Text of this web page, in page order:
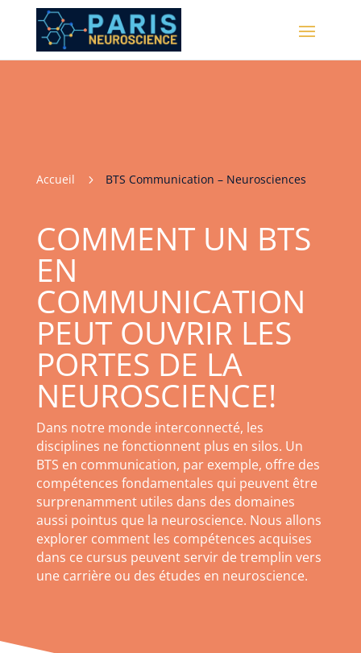
Accueil 5 BTS Communication – Neurosciences
COMMENT UN BTS
EN
COMMUNICATION
PEUT OUVRIR LES
PORTES DE LA
NEUROSCIENCE!
Dans notre monde interconnecté, les
disciplines ne fonctionnent plus en silos. Un
BTS en communication, par exemple, offre des
compétences fondamentales qui peuvent être
surprenamment utiles dans des domaines
aussi pointus que la neuroscience. Nous allons
explorer comment les compétences acquises
dans ce cursus peuvent servir de tremplin vers
une carrière ou des études en neuroscience.